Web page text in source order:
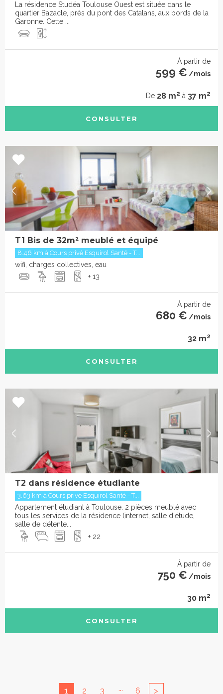
La résidence Studéa Toulouse Ouest est située dans le
quartier Bazacle, près du pont des Catalans, aux bords de la
Garonne. Cette ...
À partir de
599 € /mois
De 28 m2 à 37 m2
CONSULTER
T1 Bis de 32m² meublé et équipé
8.46 km à Cours privé Esquirol Santé - T...
wifi, charges collectives, eau
+ 13
À partir de
680 € /mois
32 m2
CONSULTER
T2 dans résidence étudiante
3.63 km à Cours privé Esquirol Santé - T...
Appartement étudiant à Toulouse. 2 pièces meublé avec
tous les services de la résidence (internet, salle d'étude,
salle de détente...
+ 22
À partir de
750 € /mois
30 m2
CONSULTER
1 2 3 ... 6 >